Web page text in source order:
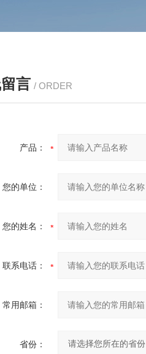
言 / ORDER
产品：
您的单位：
您的姓名：
联系电话：
常用邮箱：
省份：